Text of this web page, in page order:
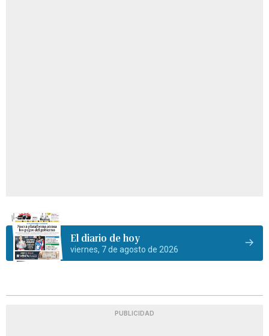
El diario de hoy
viernes, 7 de agosto de 2026
PUBLICIDAD